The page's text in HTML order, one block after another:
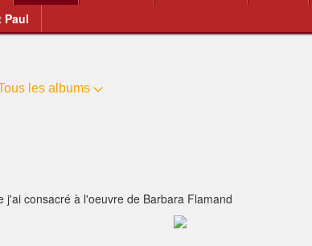
Paul
les albums
j'ai consacré à l'oeuvre de Barbara Flamand